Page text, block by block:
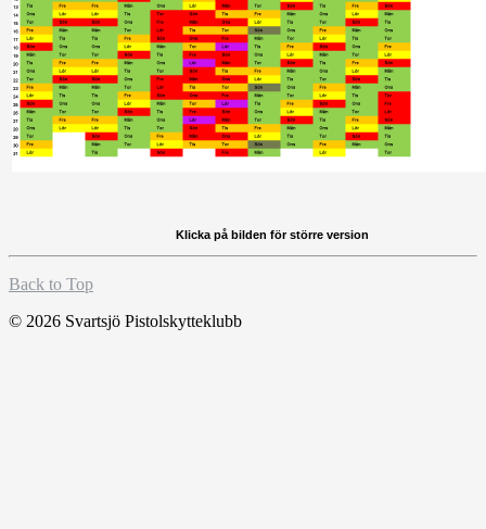
Klicka på bilden för större version
Back to Top
© 2026 Svartsjö Pistolskytteklubb